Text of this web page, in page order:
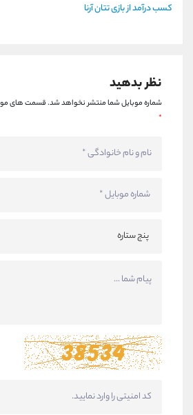
کسب درآمد از بازی تتان آرنا
نظر بدهید
شماره موبایل شما منتشر نخواهد شد.قسمت های
*